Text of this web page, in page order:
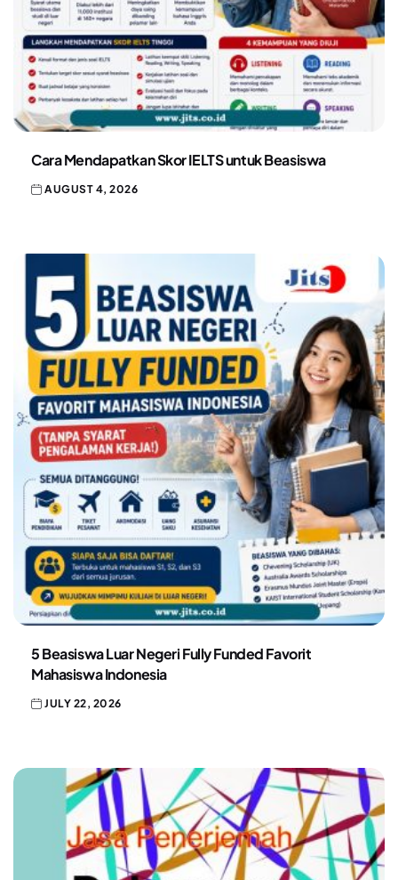
Cara Mendapatkan Skor IELTS untuk Beasiswa
AUGUST 4, 2026
5 Beasiswa Luar Negeri Fully Funded Favorit
Mahasiswa Indonesia
JULY 22, 2026